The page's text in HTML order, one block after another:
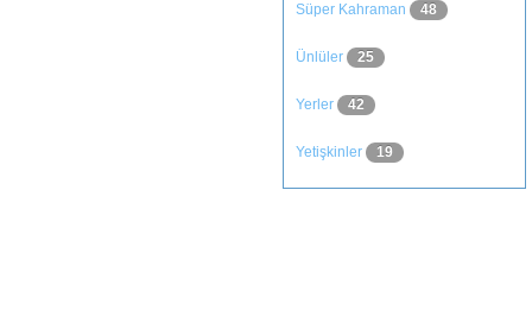
Süper Kahraman 48
Ünlüler 25
Yerler 42
Yetişkinler 19